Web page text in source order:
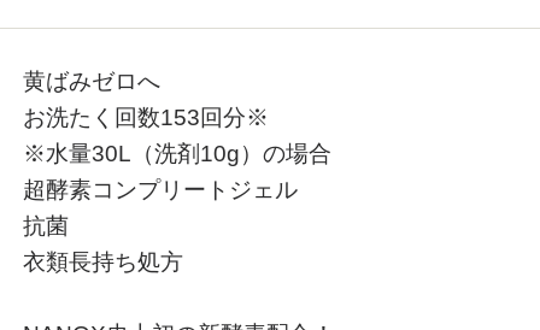
黄ばみゼロへ
お洗たく回数153回分※
※水量30L（洗剤10g）の場合
超酵素コンプリートジェル
抗菌
衣類長持ち処方